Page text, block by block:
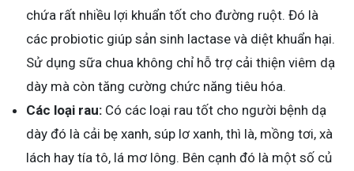
chứa rất nhiều lợi khuẩn tốt cho đường ruột. Đó là
các probiotic giúp sản sinh lactase và diệt khuẩn hại.
Sử dụng sữa chua không chỉ hỗ trợ cải thiện viêm dạ
dày mà còn tăng cường chức năng tiêu hóa.
Các loại rau: Có các loại rau tốt cho người bệnh dạ
dày đó là cải bẹ xanh, súp lơ xanh, thì là, mồng tơi, xà
lách hay tía tô, lá mơ lông. Bên cạnh đó là một số củ